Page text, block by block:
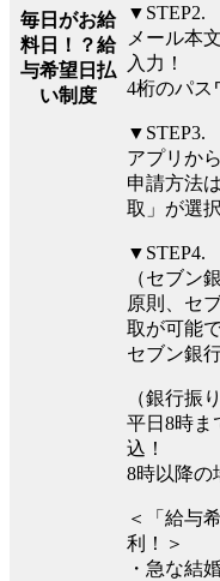
毎日がお給
料日！？給
与希望日払
い制度
▼STEP2.
メール本
入力！
4桁のパス
▼STEP3.
アプリか
申請方法
取」が選
▼STEP4.
（セブン
原則、セ
取が可能
セブン銀
（銀行振
平⽇8時ま
込！
8時以降の
＜「給与
利！＞
・急な結